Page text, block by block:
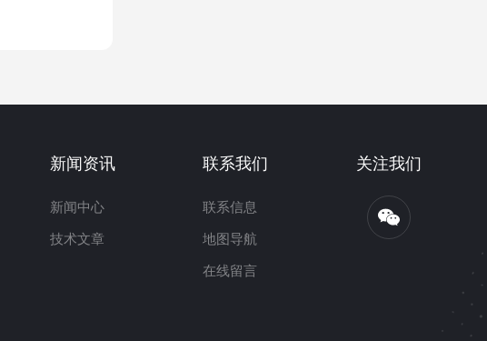
新闻资讯
新闻中心
技术文章
联系我们
联系信息
地图导航
在线留言
关注我们